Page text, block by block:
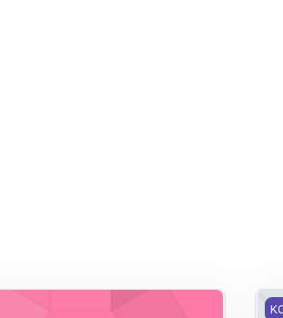
(English version) - Pattern Cutting and